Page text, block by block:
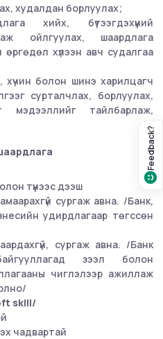
Feedback?
худалдан борлуулах;
хийх, бүтээгдэхүүний
ойлгуулах, шаардлага
хүлээн авч судалгаа
болон шинэ харилцагч
сурталчлах, борлуулах,
мэдээллийг тайлбарлаж,
түүнээс дээш
сургаж авна. /Банк,
удирдлагаар төгссөн
сургаж авна. /Банк
зээл болон
чиглэлээр ажиллаж
skill/
чадвартай